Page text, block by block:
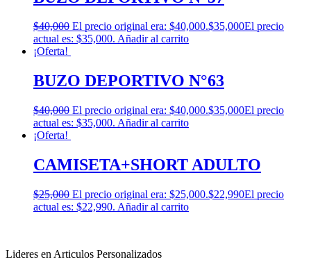
$40,000 El precio original era: $40,000.$35,000El precio
actual es: $35,000. Añadir al carrito
¡Oferta!
BUZO DEPORTIVO N°63
$40,000 El precio original era: $40,000.$35,000El precio
actual es: $35,000. Añadir al carrito
¡Oferta!
CAMISETA+SHORT ADULTO
$25,000 El precio original era: $25,000.$22,990El precio
actual es: $22,990. Añadir al carrito
Lideres en Articulos Personalizados